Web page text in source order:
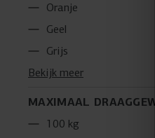
Oranje
Geel
Grijs
Bekijk meer
MAXIMAAL
100 kg